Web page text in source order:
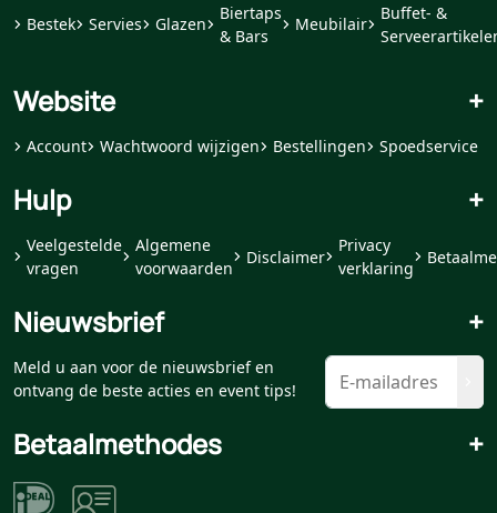
Bestek Servies Glazen
Biertaps
& Bars
Meubilair
Buffet- &
Website +
Account Wachtwoord wijzigen Bestellingen Spoedservice
Hulp +
Veelgestelde
vragen
Algemene
voorwaarden
Disclaimer
Privacy
verklaring
Nieuwsbrief +
Meld u aan voor de nieuwsbrief en
ontvang de beste acties en event tips!
Betaalmethodes +